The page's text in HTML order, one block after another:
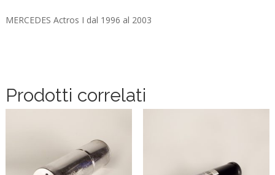
MERCEDES Actros I dal 1996 al 2003
Prodotti correlati